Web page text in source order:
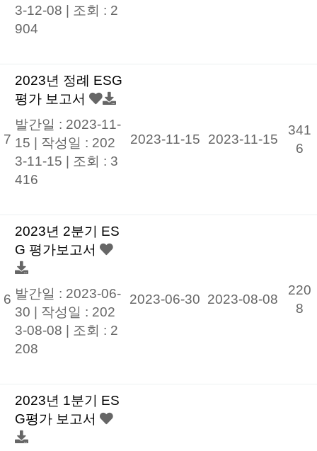
3-12-08
조회 : 2
904
7
2023년 정례 ESG
평가 보고서
발간일 : 2023-11-
15 | 작성일 : 202
3-11-15
조회 : 3
416
2023-11-15 2023-11-15
341
6
6
2023년 2분기 ES
G 평가보고서
발간일 : 2023-06-
30 | 작성일 : 202
3-08-08
조회 : 2
208
2023-06-30 2023-08-08
220
8
2023년 1분기 ES
G평가 보고서